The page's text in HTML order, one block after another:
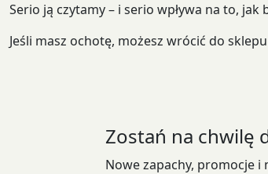
Serio ją czytamy – i serio wpływa na to, jak
Jeśli masz ochotę, możesz wrócić do
Zostań na chwilę
Nowe zapachy, promocje i